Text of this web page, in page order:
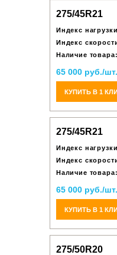
275/45R21
Индекс
Индекс
Наличие товара:
65 000 руб./шт.
КУПИТЬ В 1
275/45R21
Индекс
Индекс
Наличие товара:
65 000 руб./шт.
КУПИТЬ В 1
275/50R20